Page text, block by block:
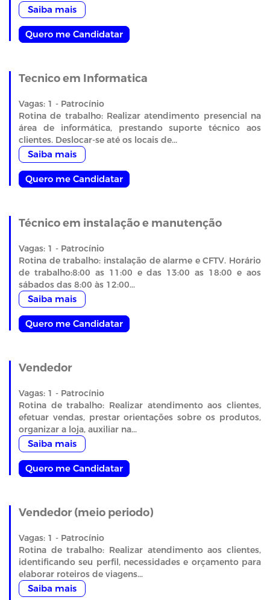
Saiba mais
Quero me Candidatar
Tecnico em Informatica
Vagas: 1 - Patrocínio
Rotina de trabalho: Realizar atendimento presencial na
área de informática, prestando suporte técnico aos
clientes. Deslocar-se até os locais de...
Saiba mais
Quero me Candidatar
Técnico em instalação e manutenção
Vagas: 1 - Patrocínio
Rotina de trabalho: instalação de alarme e CFTV. Horário
de trabalho:8:00 as 11:00 e das 13:00 as 18:00 e aos
sábados das 8:00 às 12:00...
Saiba mais
Quero me Candidatar
Vendedor
Vagas: 1 - Patrocínio
Rotina de trabalho: Realizar atendimento aos clientes,
efetuar vendas, prestar orientações sobre os produtos,
organizar a loja, auxiliar na...
Saiba mais
Quero me Candidatar
Vendedor (meio periodo)
Vagas: 1 - Patrocínio
Rotina de trabalho: Realizar atendimento aos clientes,
identificando seu perfil, necessidades e orçamento para
elaborar roteiros de viagens...
Saiba mais